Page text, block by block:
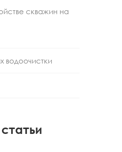
скважин на
водоочистки